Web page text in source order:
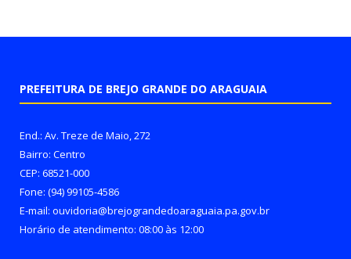
PREFEITURA DE BREJO GRANDE DO ARAGUAIA
End.: Av. Treze de Maio, 272
Bairro: Centro
CEP: 68521-000
Fone: (94) 99105-4586
E-mail: ouvidoria@brejograndedoaraguaia.pa.gov.br
Horário de atendimento: 08:00 às 12:00